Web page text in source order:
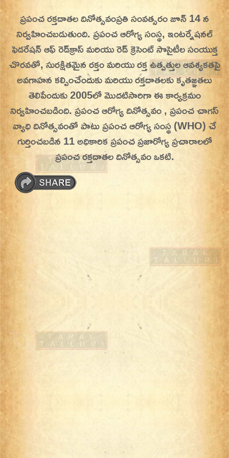
Skip
content
On This Day
Today in History | On This Day | This Day in
History | Today in India | What Happened
Today in India | Charitralo eroju | charitra lo
eroju |
ప్రపంచ రక్తదాతల దినోత్సవంప్రతి సంవత్సరం జూన్ 14 న
నిర్వహించబడుతుంది. ప్రపంచ ఆరోగ్య సంస్థ, ఇంటర్నేషనల్
ఫెడరేషన్ ఆఫ్ రెడ్‌క్రాస్ మరియు రెడ్ క్రెసెంట్ సొసైటీల సంయుక్త
చొరవతో, సురక్షితమైన రక్తం మరియు రక్త ఉత్పత్తుల ఆవశ్యకతపై
అవగాహన కల్పించేందుకు మరియు రక్తదాతలకు కృతజ్ఞతలు
తెలిపేందుకు 2005లో మొదటిసారిగా ఈ కార్యక్రమం
నిర్వహించబడింది. ప్రపంచ ఆరోగ్య దినోత్సవం , ప్రపంచ చాగస్
వ్యాధి దినోత్సవంతో పాటు ప్రపంచ ఆరోగ్య సంస్థ (WHO) చే
గుర్తించబడిన 11 అధికారిక ప్రపంచ ప్రజారోగ్య ప్రచారాలలో
ప్రపంచ రక్తదాతల దినోత్సవం ఒకటి.